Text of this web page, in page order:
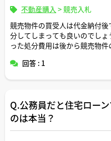
不動産購入 >競売入札
競売物件の買受人は代金納付
分してしまっても良いのでし
った処分費用は後から競売物
回答 : 1
Q.公務員だと住宅ロー
のは本当？